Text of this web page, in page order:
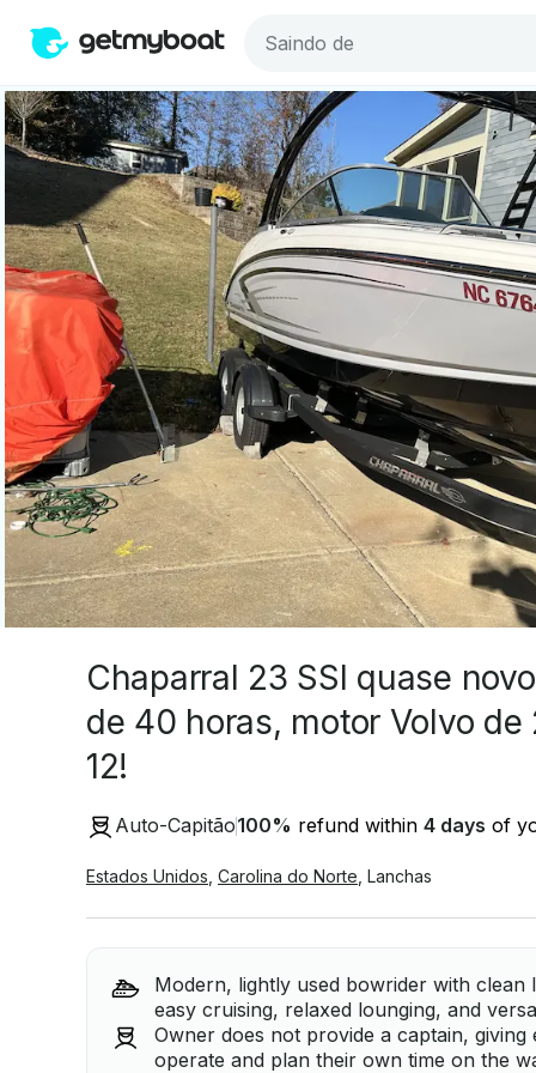
Chaparral 23 SSI quase
de 40 horas, motor Volvo de
12!
Auto-Capitão100% refund within 4 days of
Estados Unidos Carolina do Norte Lanchas
Modern, lightly used bowrider with clean
easy cruising, relaxed lounging, and
Owner does not provide a captain,
operate and plan their own time on the